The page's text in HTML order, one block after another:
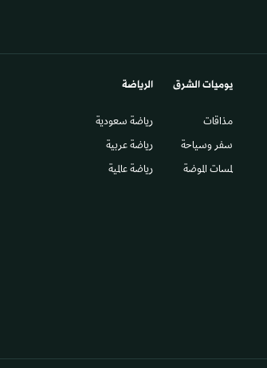
يوميات الشرق​
مذاقات
سفر وسياحة
لمسات الموضة
الرياضة
رياضة سعودية
رياضة عربية
رياضة عالمية